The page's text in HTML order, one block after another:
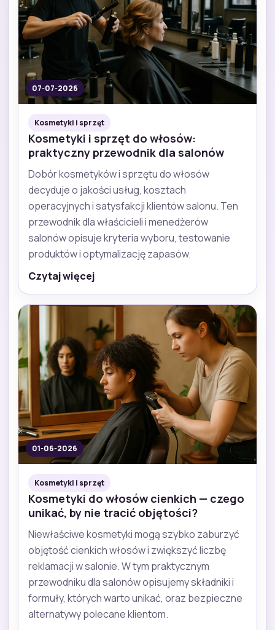
07-07-2026
Kosmetyki i sprzęt
Kosmetyki i sprzęt do włosów:
praktyczny przewodnik dla salonów
Dobór kosmetyków i sprzętu do włosów
decyduje o jakości usług, kosztach
operacyjnych i satysfakcji klientów salonu. Ten
przewodnik dla właścicieli i menedżerów
salonów opisuje kryteria wyboru, testowanie
produktów i optymalizację zapasów.
Czytaj więcej
01-06-2026
Kosmetyki i sprzęt
Kosmetyki do włosów cienkich — czego
unikać, by nie tracić objętości?
Niewłaściwe kosmetyki mogą szybko zaburzyć
objętość cienkich włosów i zwiększyć liczbę
reklamacji w salonie. W tym praktycznym
przewodniku dla salonów opisujemy składniki i
formuły, których warto unikać, oraz bezpieczne
alternatywy polecane klientom.